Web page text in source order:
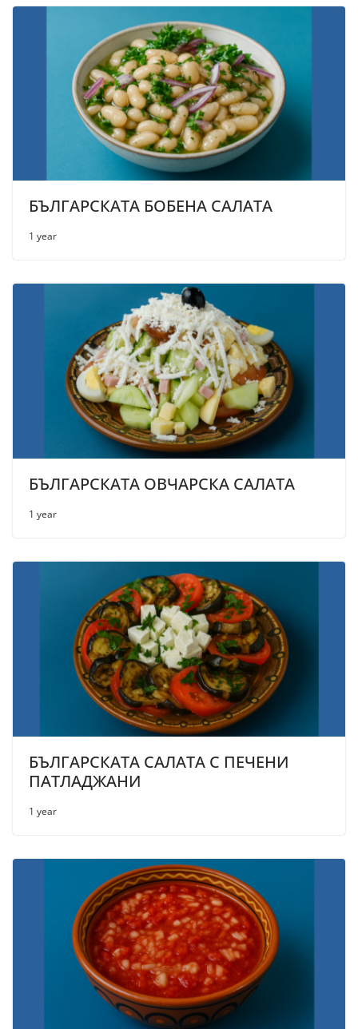
БЪЛГАРСКАТА БОБЕНА САЛАТА
1 year
БЪЛГАРСКАТА ОВЧАРСКА САЛАТА
1 year
БЪЛГАРСКАТА САЛАТА С ПЕЧЕНИ
ПАТЛАДЖАНИ
1 year